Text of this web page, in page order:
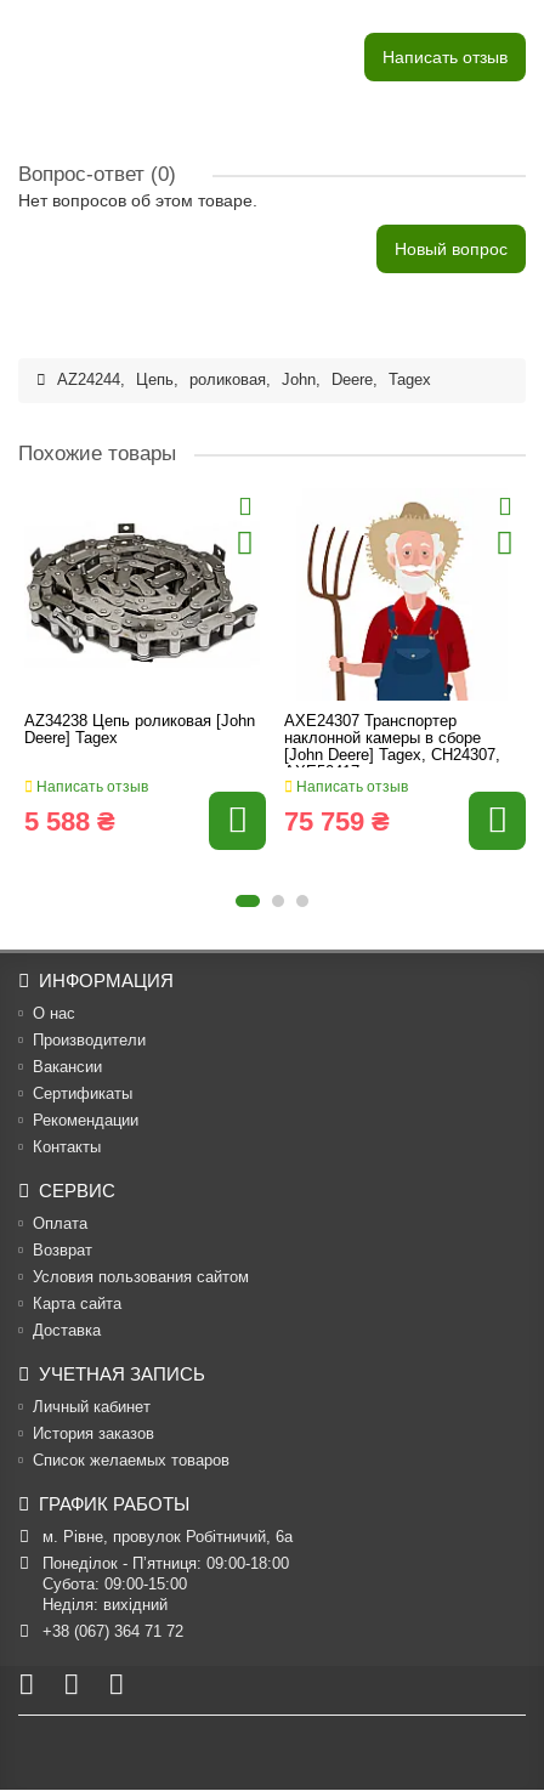
Написать отзыв
Вопрос-ответ (0)
Нет вопросов об этом товаре.
Новый вопрос
AZ24244, Цепь, роликовая, John, Deere, Tagex
Похожие товары
AZ34238 Цепь роликовая [John
Deere] Tagex
Написать отзыв
5 588 ₴
AXE24307 Транспортер
наклонной камеры в сборе
[John Deere] Tagex, CH24307,
AXE50417
Написать отзыв
75 759 ₴
ИНФОРМАЦИЯ
О нас
Производители
Вакансии
Cертификаты
Рекомендации
Контакты
СЕРВИС
Оплата
Возврат
Условия пользования сайтом
Карта сайта
Доставка
УЧЕТНАЯ ЗАПИСЬ
Личный кабинет
История заказов
Список желаемых товаров
ГРАФИК РАБОТЫ
м. Рівне, провулок Робітничий, 6а
Понеділок - П’ятниця: 09:00-18:00
Субота: 09:00-15:00
Неділя: вихідний
+38 (067) 364 71 72